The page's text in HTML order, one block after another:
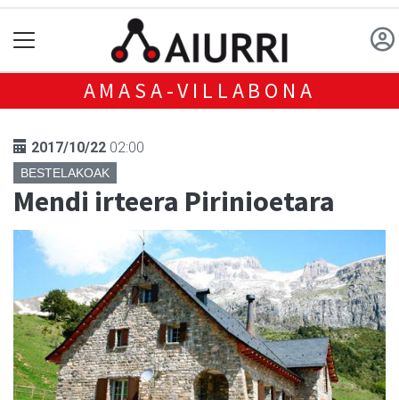
AMASA-VILLABONA
2017/10/22 02:00
BESTELAKOAK
Mendi irteera Pirinioetara